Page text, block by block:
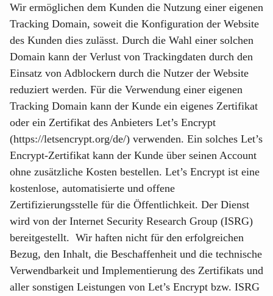
Wir ermöglichen dem Kunden die Nutzung einer eigenen
Tracking Domain, soweit die Konfiguration der Website
des Kunden dies zulässt. Durch die Wahl einer solchen
Domain kann der Verlust von Trackingdaten durch den
Einsatz von Adblockern durch die Nutzer der Website
reduziert werden. Für die Verwendung einer eigenen
Tracking Domain kann der Kunde ein eigenes Zertifikat
oder ein Zertifikat des Anbieters Let’s Encrypt
(https://letsencrypt.org/de/) verwenden. Ein solches Let’s
Encrypt-Zertifikat kann der Kunde über seinen Account
ohne zusätzliche Kosten bestellen. Let’s Encrypt ist eine
kostenlose, automatisierte und offene
Zertifizierungsstelle für die Öffentlichkeit. Der Dienst
wird von der Internet Security Research Group (ISRG)
bereitgestellt. Wir haften nicht für den erfolgreichen
Bezug, den Inhalt, die Beschaffenheit und die technische
Verwendbarkeit und Implementierung des Zertifikats und
aller sonstigen Leistungen von Let’s Encrypt bzw. ISRG